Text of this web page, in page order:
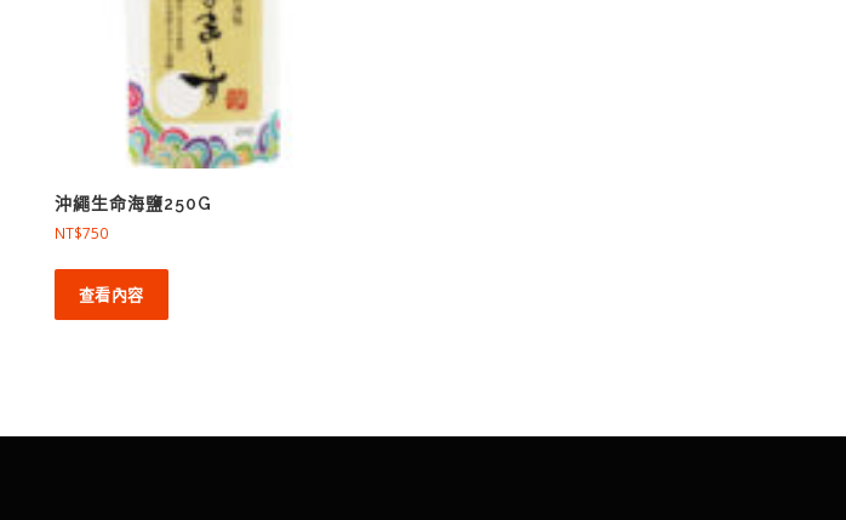
沖繩生命海鹽250G
NT$750
查看內容